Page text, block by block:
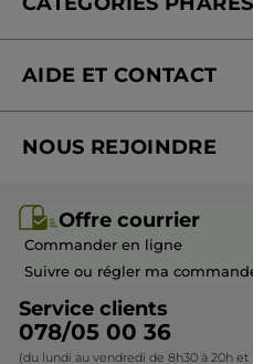
Blog Act Beautiful
Promotions
Idées cadeaux
Collection de Noël
AIDE ET CONTACT
Mes cadeaux
Questions & Réponses
Contactez-nous
NOUS REJOINDRE
Devenir franchisé ou gérant
Offre courrier
Commander en ligne
Suivre ou régler ma
Service clients
078/05 00 36
(du lundi au vendredi de 8h30 à 20h